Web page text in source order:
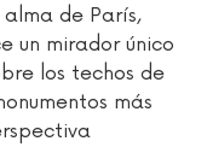
de París,
un mirador único
los techos de
más